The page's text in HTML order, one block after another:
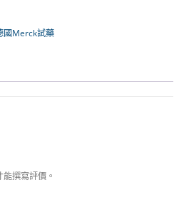
國Merck試藥
撰寫評價。